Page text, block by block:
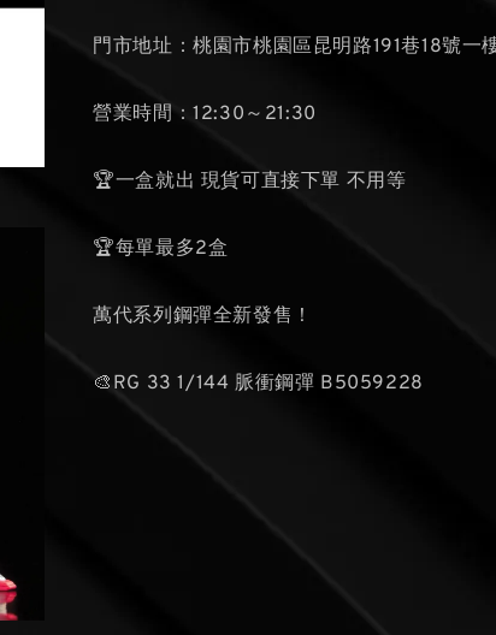
門市地址：桃園市桃園區昆明路191巷18號一
營業時間：12:30～21:30
🏆一盒就出 現貨可直接下單 不用等
🏆每單最多2盒
萬代系列鋼彈全新發售！
🎨RG 33 1/144 脈衝鋼彈 B5059228